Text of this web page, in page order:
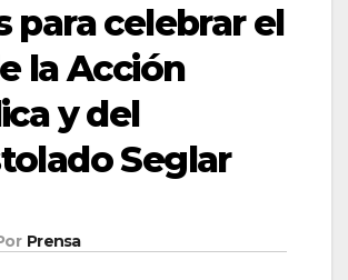
para celebrar el
la Acción
y del
Seglar
Prensa